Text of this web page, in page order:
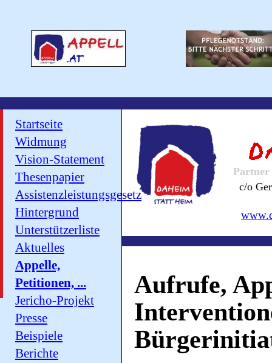
Startseite
Widmung
Vision-Statement
Thesenpapier
Assistenzleistungsgesetz
Hintergrund
Unterstützerliste
Aktuelles
Appelle,
Petitionen, ...
Jericho-Projekt
Presse
Beispiele
Berichte
c/o
Aufrufe,